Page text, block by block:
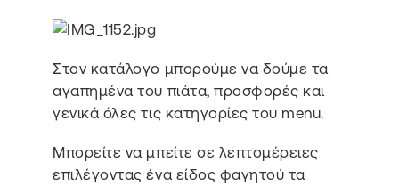
Στον κατάλογο μπορούμε να δούμε τα
αγαπημένα του πιάτα, προσφορές και
γενικά όλες τις κατηγορίες του menu.
Μπορείτε να μπείτε σε λεπτομέρειες
επιλέγοντας ένα είδος φαγητού τα